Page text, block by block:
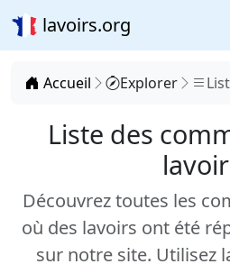
lavoirs.org
Accueil Explorer
Liste des
Découvrez toutes les
où des lavoirs ont été
sur notre site. Utilisez